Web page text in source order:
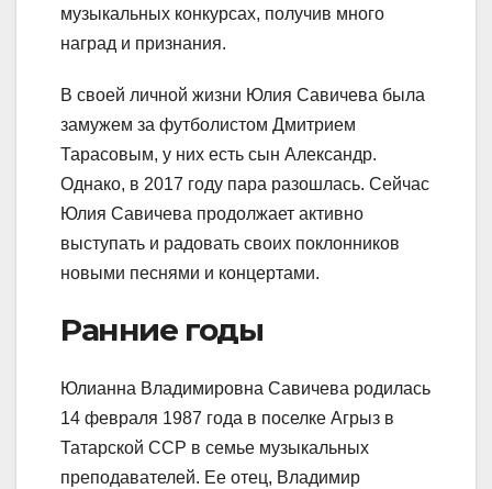
музыкальных конкурсах, получив много
наград и признания.
В своей личной жизни Юлия Савичева была
замужем за футболистом Дмитрием
Тарасовым, у них есть сын Александр.
Однако, в 2017 году пара разошлась. Сейчас
Юлия Савичева продолжает активно
выступать и радовать своих поклонников
новыми песнями и концертами.
Ранние годы
Юлианна Владимировна Савичева родилась
14 февраля 1987 года в поселке Агрыз в
Татарской ССР в семье музыкальных
преподавателей. Ее отец, Владимир